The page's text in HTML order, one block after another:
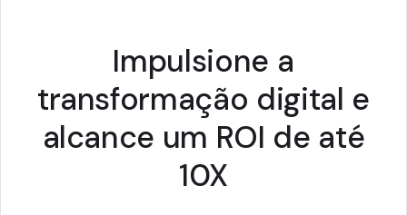
Impulsione a
transformação digital e
alcance um ROI de até
10X